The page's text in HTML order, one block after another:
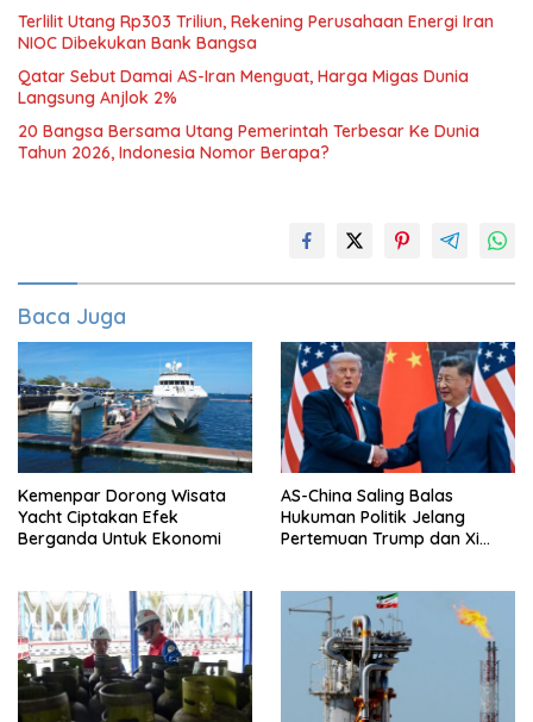
Terlilit Utang Rp303 Triliun, Rekening Perusahaan Energi Iran
NIOC Dibekukan Bank Bangsa
Qatar Sebut Damai AS-Iran Menguat, Harga Migas Dunia
Langsung Anjlok 2%
20 Bangsa Bersama Utang Pemerintah Terbesar Ke Dunia
Tahun 2026, Indonesia Nomor Berapa?
Baca Juga
Kemenpar Dorong Wisata
Yacht Ciptakan Efek
Berganda Untuk Ekonomi
AS-China Saling Balas
Hukuman Politik Jelang
Pertemuan Trump dan Xi